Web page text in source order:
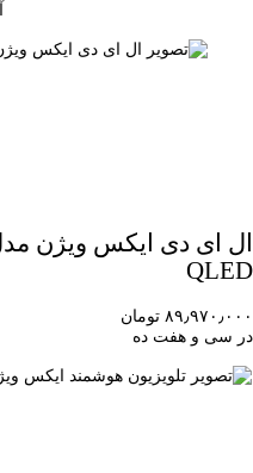
QLED
۸۹٫۹۷۰٫۰۰۰ تومان
در سی و هفت ده